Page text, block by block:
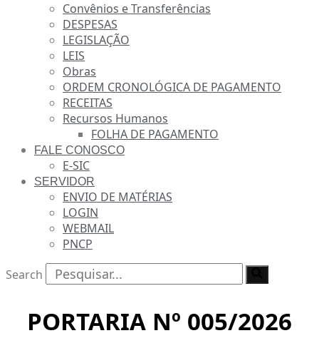
Convênios e Transferências
DESPESAS
LEGISLAÇÃO
LEIS
Obras
ORDEM CRONOLÓGICA DE PAGAMENTO
RECEITAS
Recursos Humanos
FOLHA DE PAGAMENTO
FALE CONOSCO
E-SIC
SERVIDOR
ENVIO DE MATÉRIAS
LOGIN
WEBMAIL
PNCP
Search
PORTARIA Nº 005/2026